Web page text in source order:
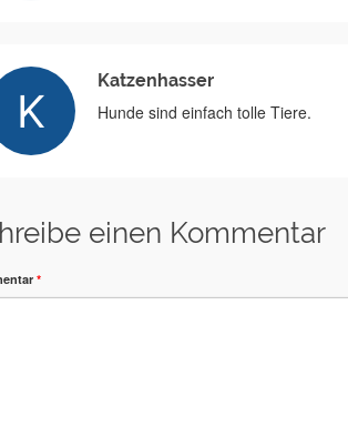
Katzenhasser
Hunde sind einfach tolle Tiere.
einen Kommentar
*